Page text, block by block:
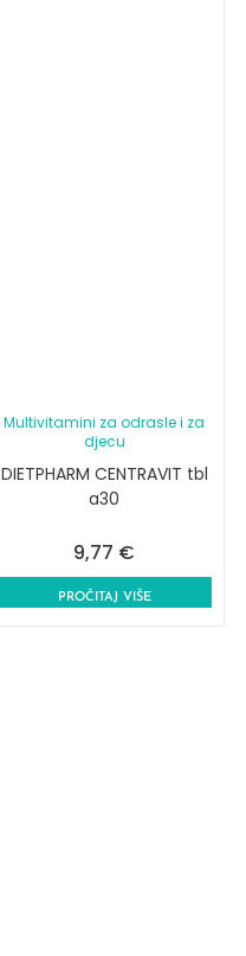
Multivitamini za odrasle i za
djecu
DIETPHARM CENTRAVIT tbl
a30
9,77 €
PROČITAJ VIŠE